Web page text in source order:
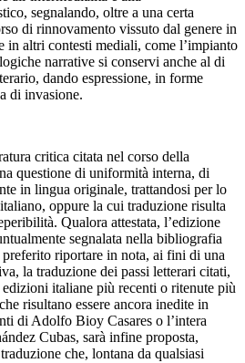
segnalando, oltre a una certa
di rinnovamento vissuto dal genere in
in altri contesti mediali, come l’impianto
narrative si conservi anche al di
dando espressione, in forme
di invasione.
critica citata nel corso della
questione di uniformità interna, di
in lingua originale, trattandosi per lo
oppure la cui traduzione risulta
Qualora attestata, l’edizione
segnalata nella bibliografia
riportare in nota, ai fini di una
la traduzione dei passi letterari citati,
edizioni italiane più recenti o ritenute più
risultano essere ancora inedite in
di Adolfo Bioy Casares o l’intera
Cubas, sarà infine proposta,
che, lontana da qualsiasi